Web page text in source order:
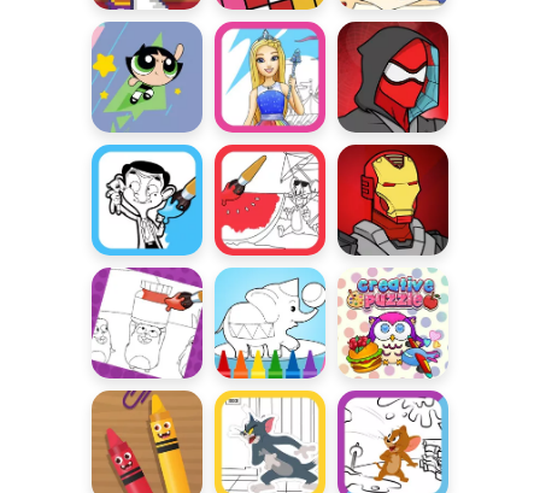
Color Pixel
Art
Color by
Number
Smerfna
kolorowanka
Atomówkowy
Rysownik
Kolorowanki
Barbie
Strój
Spidermana
Sztuka
chlapania:
Jaś Fasola
Sztuka
chlapania:
Lato
Stwórz
własnego
Iron Mana
Sztuka
chlapania:
Grizzy i
lemingi
Kolorowanka
zwierzątkami
Kreatywne
zabawy